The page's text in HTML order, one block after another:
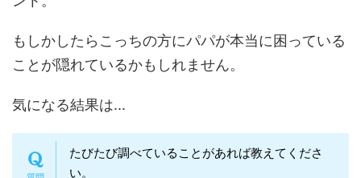
もしかしたらこっちの方にパパが本当に困っている
ことが隠れているかもしれません。
気になる結果は...
たびたび調べていることがあれば教えてくださ
い。